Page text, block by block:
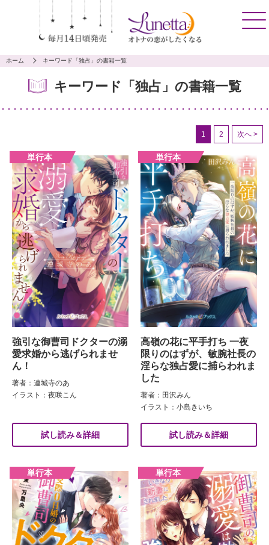
ホーム キーワード「独占」の書籍一覧
キーワード「独占」の書籍一覧
1 2 次へ >
強引な御曹司ドクターの溺
愛求婚から逃げられませ
ん！
著者：連城寺のあ
イラスト：夜咲こん
試し読み＆詳細
高嶺の花に平手打ち 一夜
限りのはずが、敏腕社長の
淫らな独占愛に捕らわれま
した
著者：田沢みん
イラスト：小島きいち
試し読み＆詳細